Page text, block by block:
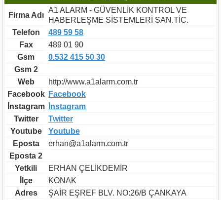
Firma Adı
A1 ALARM - GÜVENLİK KONTROL VE
HABERLEŞME SİSTEMLERİ SAN.TİC.
Telefon
489 59 58
Fax
489 01 90
Gsm
0.532 415 50 30
Gsm 2
Web
http://www.a1alarm.com.tr
Facebook Facebook
İnstagram
İnstagram
Twitter
Twitter
Youtube
Youtube
Eposta
erhan@a1alarm.com.tr
Eposta 2
Yetkili
ERHAN ÇELİKDEMİR
İlçe
KONAK
Adres
ŞAİR EŞREF BLV. NO:26/B ÇANKAYA